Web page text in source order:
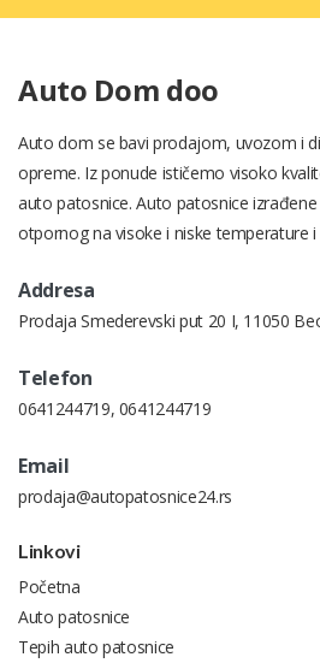
Auto Dom doo
Auto dom se bavi prodajom, uvozom i
opreme. Iz ponude ističemo visoko
auto patosnice. Auto patosnice
otpornog na visoke i niske temperature i
Addresa
Prodaja Smederevski put 20 I, 11050
Telefon
0641244719, 0641244719
Email
prodaja@autopatosnice24.rs
Linkovi
Početna
Auto patosnice
Tepih auto patosnice